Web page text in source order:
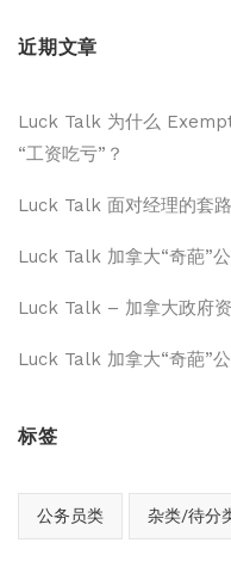
近期文章
Luck Talk 为什么
“工资吃亏”？
Luck Talk 面对经理的套
Luck Talk 加拿大“奇葩”
Luck Talk – 加拿大政府
Luck Talk 加拿大“奇葩”
标签
公务员类 杂类/待分